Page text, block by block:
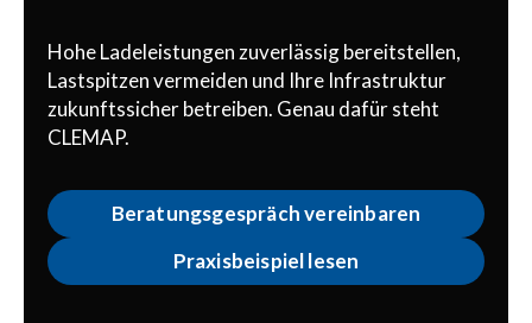
Hohe Ladeleistungen zuverlässig bereitstellen,
Lastspitzen vermeiden und Ihre Infrastruktur
zukunftssicher betreiben. Genau dafür steht
CLEMAP.
Beratungsgespräch vereinbaren
Praxisbeispiel lesen